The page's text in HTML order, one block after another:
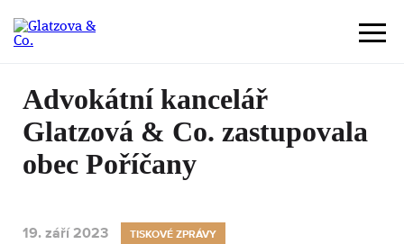
Advokátní kancelář
Glatzová & Co. zastupovala
obec Poříčany
19. září 2023 TISKOVÉ ZPRÁVY